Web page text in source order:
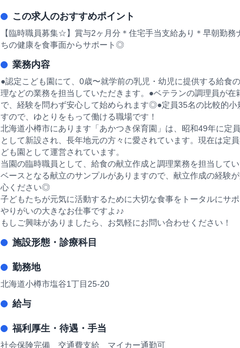
この求人のおすすめポイント
【臨時職員募集☆】賞与2ヶ月分＊住宅手当支給あり＊早朝勤務
ちの健康を食事面からサポート◎
業務内容
●認定こども園にて、0歳〜就学前の乳児・幼児に提供する給食
理などの業務を担当していただきます。●ベテランの調理員が在
で、経験を問わず安心して始められます◎●定員35名の比較的小
すので、ゆとりをもって働ける職場です！
北海道小樽市にあります「あかつき保育園」は、昭和49年に定
として新設され、長年地元の方々に愛されています。現在は定
ども園として運営されています。
当園の臨時職員として、給食の献立作成と調理業務を担当してい
ベースとなる献立のサンプルがありますので、献立作成の経験
心ください◎
子どもたちが元気に活動するために大切な食事をトータルにサポ
やりがいの大きなお仕事ですよ♪♪
もしご興味がありましたら、お気軽にお問い合わせください！
施設形態・診療科目
勤務地
北海道小樽市塩谷1丁目25-20
給与
福利厚生・待遇・手当
社会保険完備 交通費支給 マイカー通勤可